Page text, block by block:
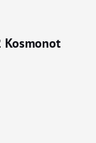
Kosmonot